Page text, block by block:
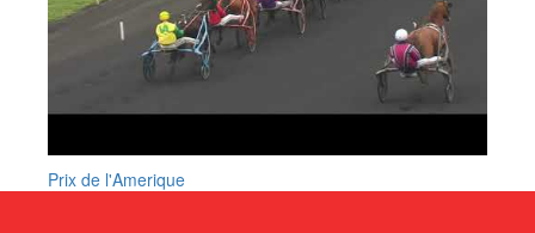
Prix de l'Amerique